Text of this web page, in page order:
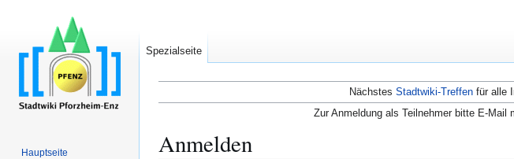
Nächstes Stadtwiki-Treffen für alle
Zur Anmeldung als Teilnehmer bitte E-
Anmelden
Spezialseite
Hauptseite